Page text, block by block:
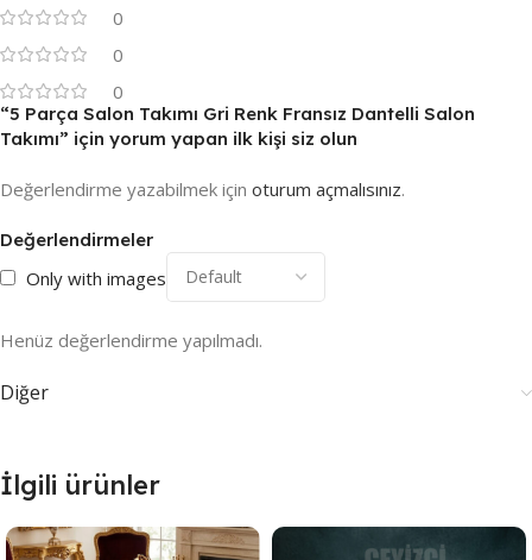
0
0
0
Değerlendirmeler
Only with images
Henüz değerlendirme yapılmadı.
“5 Parça Salon Takımı Gri Renk Fransız Dantelli Salon
Takımı” için yorum yapan ilk kişi siz olun
Değerlendirme yazabilmek için oturum açmalısınız.
Diğer
İlgili ürünler